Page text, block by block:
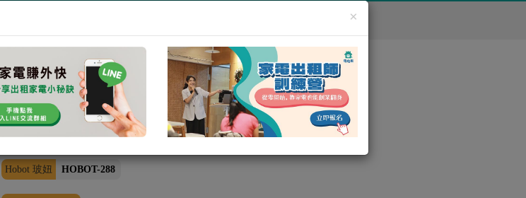
擦窗機器人
Hobot 玻妞 HOBOT-288
×